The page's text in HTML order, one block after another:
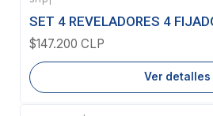
Agotado
SET 4 REVELADORES 4
$147.200 CLP
Ver detalles